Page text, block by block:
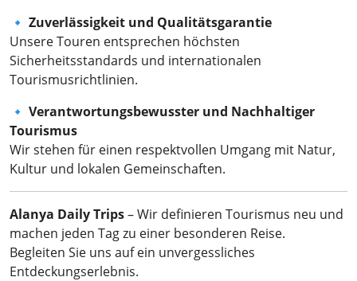
🔹 Zuverlässigkeit und Qualitätsgarantie
Unsere Touren entsprechen höchsten
Sicherheitsstandards und internationalen
Tourismusrichtlinien.
🔹 Verantwortungsbewusster und Nachhaltiger
Tourismus
Wir stehen für einen respektvollen Umgang mit Natur,
Kultur und lokalen Gemeinschaften.
Alanya Daily Trips– Wir definieren Tourismus neu und
machen jeden Tag zu einer besonderen Reise.
Begleiten Sie uns auf ein unvergessliches
Entdeckungserlebnis.